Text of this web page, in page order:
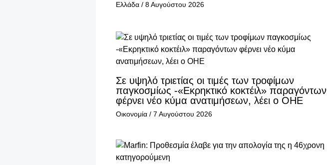
Ελλάδα / 8 Αυγούστου 2026
Σε υψηλό τριετίας οι τιμές των τροφίμων
παγκοσμίως -«Εκρηκτικό κοκτέιλ» παραγόντων
φέρνει νέο κύμα ανατιμήσεων, λέει ο ΟΗΕ
Οικονομία / 7 Αυγούστου 2026